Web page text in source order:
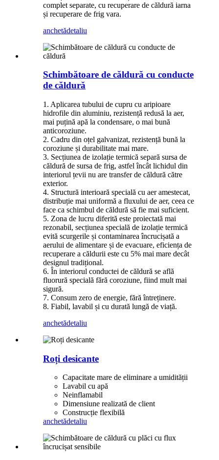
complet separate, cu recuperare de căldură iarna
și recuperare de frig vara.
anchetădetaliu
Schimbătoare de căldură cu conducte
de căldură
1. Aplicarea tubului de cupru cu aripioare
hidrofile din aluminiu, rezistență redusă la aer,
mai puțină apă la condensare, o mai bună
anticoroziune.
2. Cadru din oțel galvanizat, rezistență bună la
coroziune și durabilitate mai mare.
3. Secțiunea de izolație termică separă sursa de
căldură de sursa de frig, astfel încât lichidul din
interiorul țevii nu are transfer de căldură către
exterior.
4. Structură interioară specială cu aer amestecat,
distribuție mai uniformă a fluxului de aer, ceea ce
face ca schimbul de căldură să fie mai suficient.
5. Zona de lucru diferită este proiectată mai
rezonabil, secțiunea specială de izolație termică
evită scurgerile și contaminarea încrucișată a
aerului de alimentare și de evacuare, eficiența de
recuperare a căldurii este cu 5% mai mare decât
designul tradițional.
6. În interiorul conductei de căldură se află
fluorură specială fără coroziune, fiind mult mai
sigură.
7. Consum zero de energie, fără întreținere.
8. Fiabil, lavabil și cu durată lungă de viață.
anchetădetaliu
Roți desicante
Capacitate mare de eliminare a umidității
Lavabil cu apă
Neinflamabil
Dimensiune realizată de client
Construcție flexibilă
anchetădetaliu